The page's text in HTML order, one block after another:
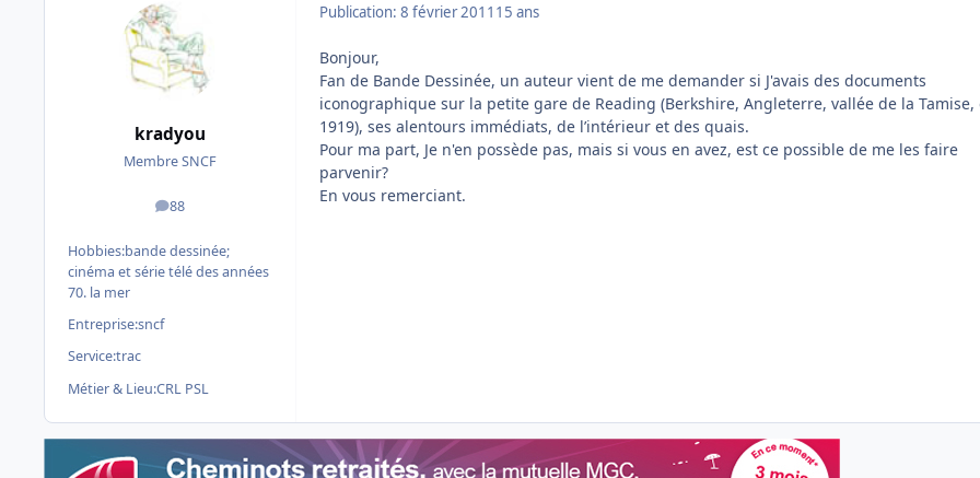
kradyou
Membre SNCF
88
messages
Hobbies:bande dessinée;
cinéma et série télé des années
70. la mer
Entreprise:sncf
Service:trac
Métier & Lieu:CRL PSL
Publication: 8 février 2011 15 ans
Bonjour,
Fan de Bande Dessinée, un auteur vient de me demander si J'avais des documents
iconographique sur la petite gare de Reading (Berkshire, Angleterre, vallée de la Tamise,
1919), ses alentours immédiats, de l’intérieur et des quais.
Pour ma part, Je n'en possède pas, mais si vous en avez, est ce possible de me les faire
parvenir?
En vous remerciant.